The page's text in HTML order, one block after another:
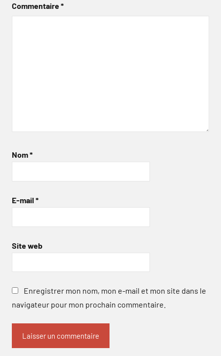
Commentaire*
Nom*
E-mail *
Site web
Enregistrer mon nom, mon e-mail et mon site dans le
navigateur pour mon prochain commentaire.